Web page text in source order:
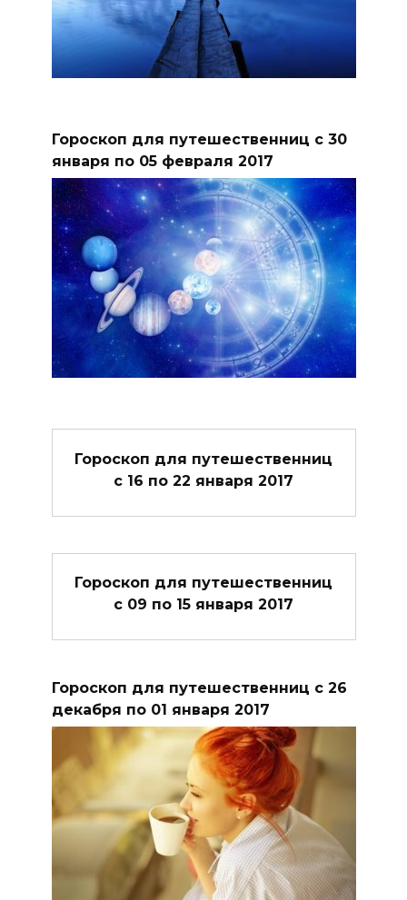
Гороскоп для путешественниц с 30
января по 05 февраля 2017
Гороскоп для путешественниц
с 16 по 22 января 2017
Гороскоп для путешественниц
с 09 по 15 января 2017
Гороскоп для путешественниц с 26
декабря по 01 января 2017